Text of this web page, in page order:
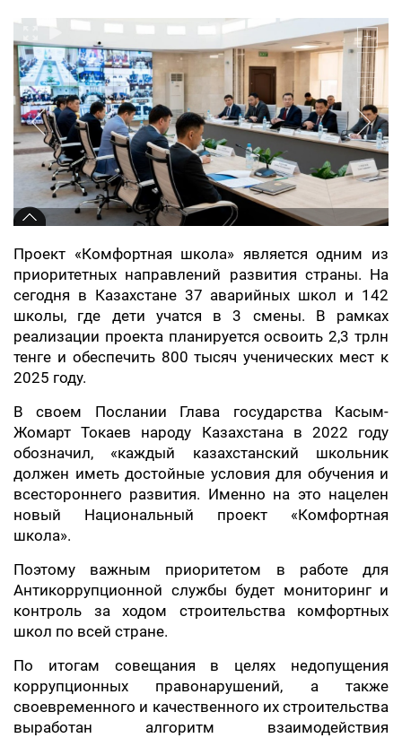
Проект «Комфортная школа» является одним из
приоритетных направлений развития страны. На
сегодня в Казахстане 37 аварийных школ и 142
школы, где дети учатся в 3 смены. В рамках
реализации проекта планируется освоить 2,3 трлн
тенге и обеспечить 800 тысяч ученических мест к
2025 году.
В своем Послании Глава государства Касым-
Жомарт Токаев народу Казахстана в 2022 году
обозначил, «каждый казахстанский школьник
должен иметь достойные условия для обучения и
всестороннего развития. Именно на это нацелен
новый Национальный проект «Комфортная
школа».
Поэтому важным приоритетом в работе для
Антикоррупционной службы будет мониторинг и
контроль за ходом строительства комфортных
школ по всей стране.
По итогам совещания в целях недопущения
коррупционных правонарушений, а также
своевременного и качественного их строительства
выработан алгоритм взаимодействия